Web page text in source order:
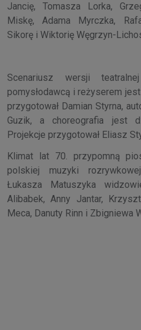
Jancię, Tomasza Lorka,
Miskę, Adama Myrczka,
Sikorę i Wiktorię Węgrzyn-
Scenariusz wersji
pomysłodawcą i reżyserem
przygotował Damian Styrna,
Guzik, a choreografia jest
Projekcje przygotował Eliasz
Klimat lat 70. przypomną
polskiej muzyki
Łukasza Matuszyka
Alibabek, Anny Jantar,
Meca, Danuty Rinn i Zbigniewa